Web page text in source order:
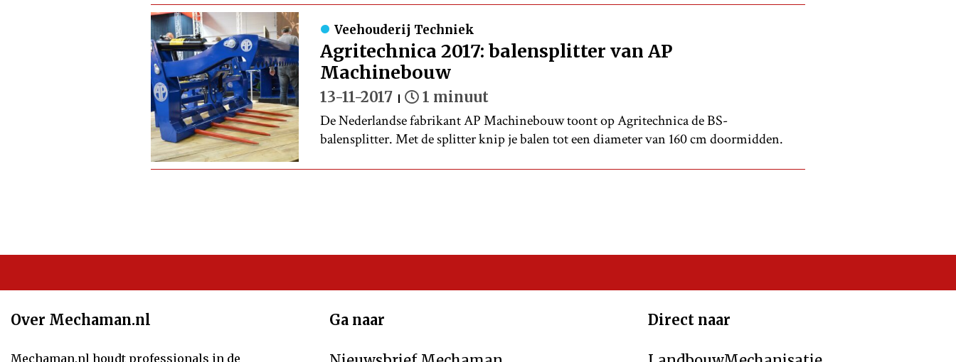
Veehouderij Techniek
Agritechnica 2017: balensplitter van AP
Machinebouw
13-11-2017 1 minuut
De Nederlandse fabrikant AP Machinebouw toont op Agritechnica de BS-
balensplitter. Met de splitter knip je balen tot een diameter van 160 cm doormidden.
Over Mechaman.nl
Mechaman.nl houdt professionals in de
Ga naar Direct naar